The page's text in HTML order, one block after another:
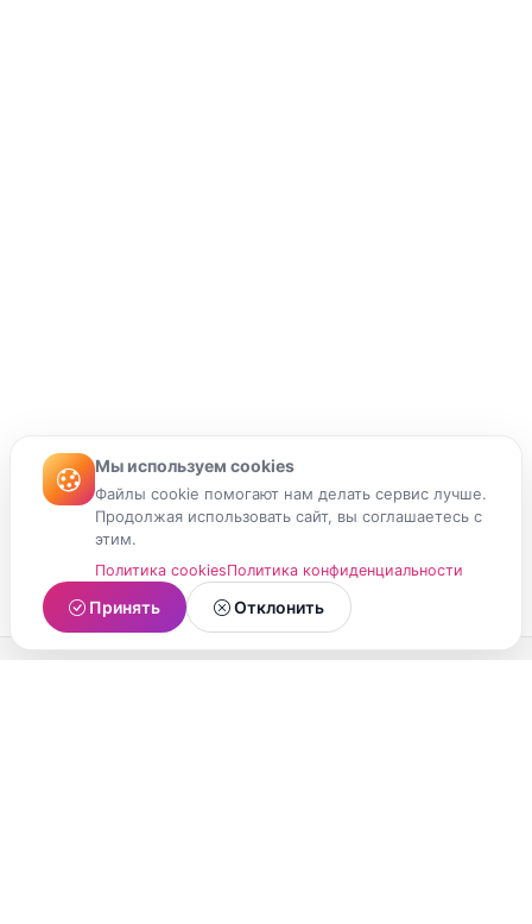
Мы используем cookies
Файлы cookie помогают нам делать сервис лучше.
Продолжая использовать сайт, вы соглашаетесь с
этим.
Политика cookiesПолитика конфиденциальности
Принять Отклонить